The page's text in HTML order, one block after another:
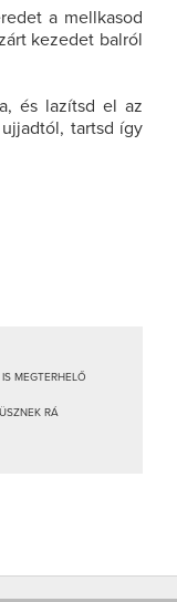
a mellkasod
kezedet balról
és lazítsd el az
tartsd így
MEGTERHELŐ
RÁ